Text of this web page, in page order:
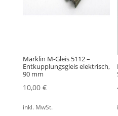
Märklin M-Gleis 5112 –
Entkupplungsgleis elektrisch,
90 mm
10,00 €
inkl. MwSt.